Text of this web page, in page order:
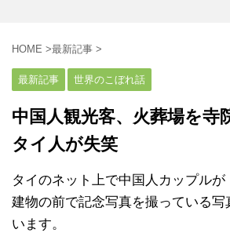
HOME >最新記事 >
最新記事 世界のこぼれ話
中国人観光客、火葬場を寺
タイ人が失笑
タイのネット上で中国人カップル
建物の前で記念写真を撮っている写
います。